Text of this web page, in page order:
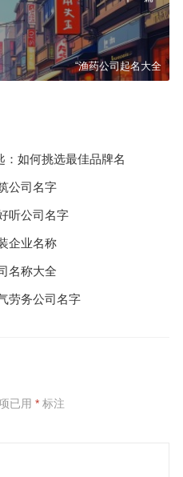
“渔药公司起名大全
如何挑选最佳品牌名
公司名字
听公司名字
企业名称
名称大全
劳务公司名字
已用 *标注